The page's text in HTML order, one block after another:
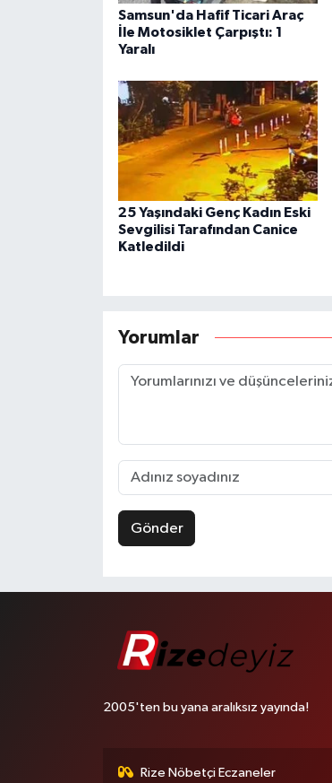
Samsun'da Hafif Ticari Araç
İle Motosiklet Çarpıştı: 1
Yaralı
25 Yaşındaki Genç Kadın Eski
Sevgilisi Tarafından Canice
Katledildi
Yorumlar
Gönder
2005'ten bu yana aralıksız yayında!
Rize Nöbetçi Eczaneler